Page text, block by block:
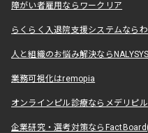
障がい者雇用ならワークリア
らくらく入退院支援システムなら
人と組織のお悩み解決なら
業務可視化はremopia
オンラインピル診療ならメデリピル
企業研究・選考対策なら